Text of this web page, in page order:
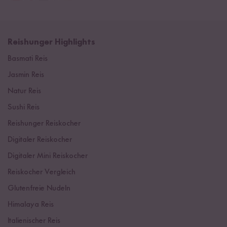
Reishunger Highlights
Basmati Reis
Jasmin Reis
Natur Reis
Sushi Reis
Reishunger Reiskocher
Digitaler Reiskocher
Digitaler Mini Reiskocher
Reiskocher Vergleich
Glutenfreie Nudeln
Himalaya Reis
Italienischer Reis